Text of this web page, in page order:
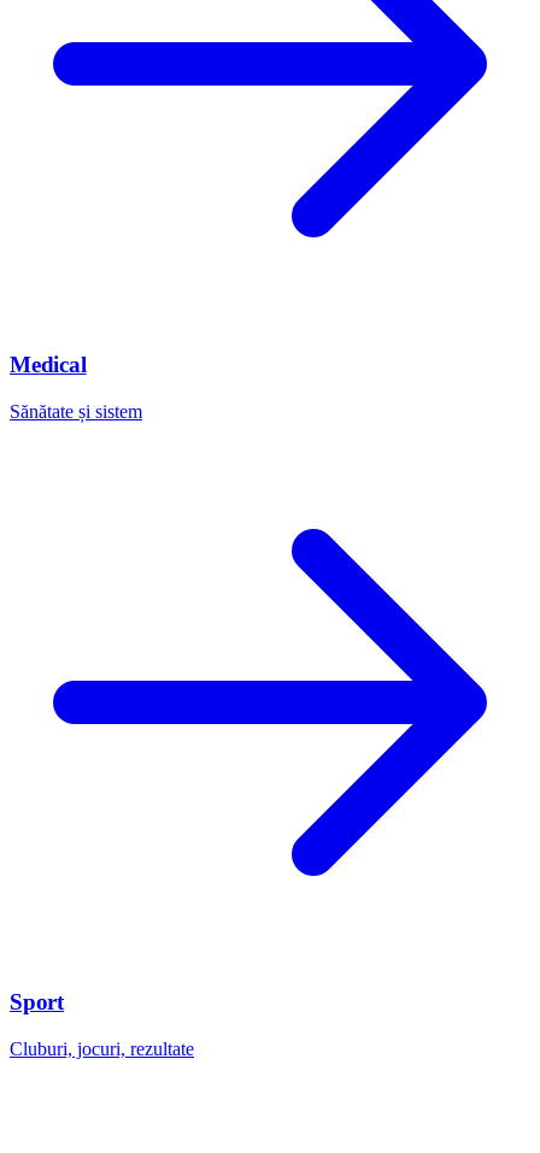
Medical
Sănătate și sistem
Sport
Cluburi, jocuri, rezultate